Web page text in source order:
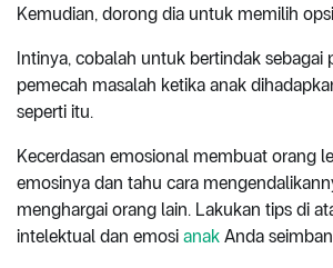
Kemudian, dorong dia untuk memilih
Intinya, cobalah untuk bertindak sebagai
pemecah masalah ketika anak
seperti itu.
Kecerdasan emosional membuat orang
emosinya dan tahu cara
menghargai orang lain. Lakukan tips di
intelektual dan emosi anak Anda